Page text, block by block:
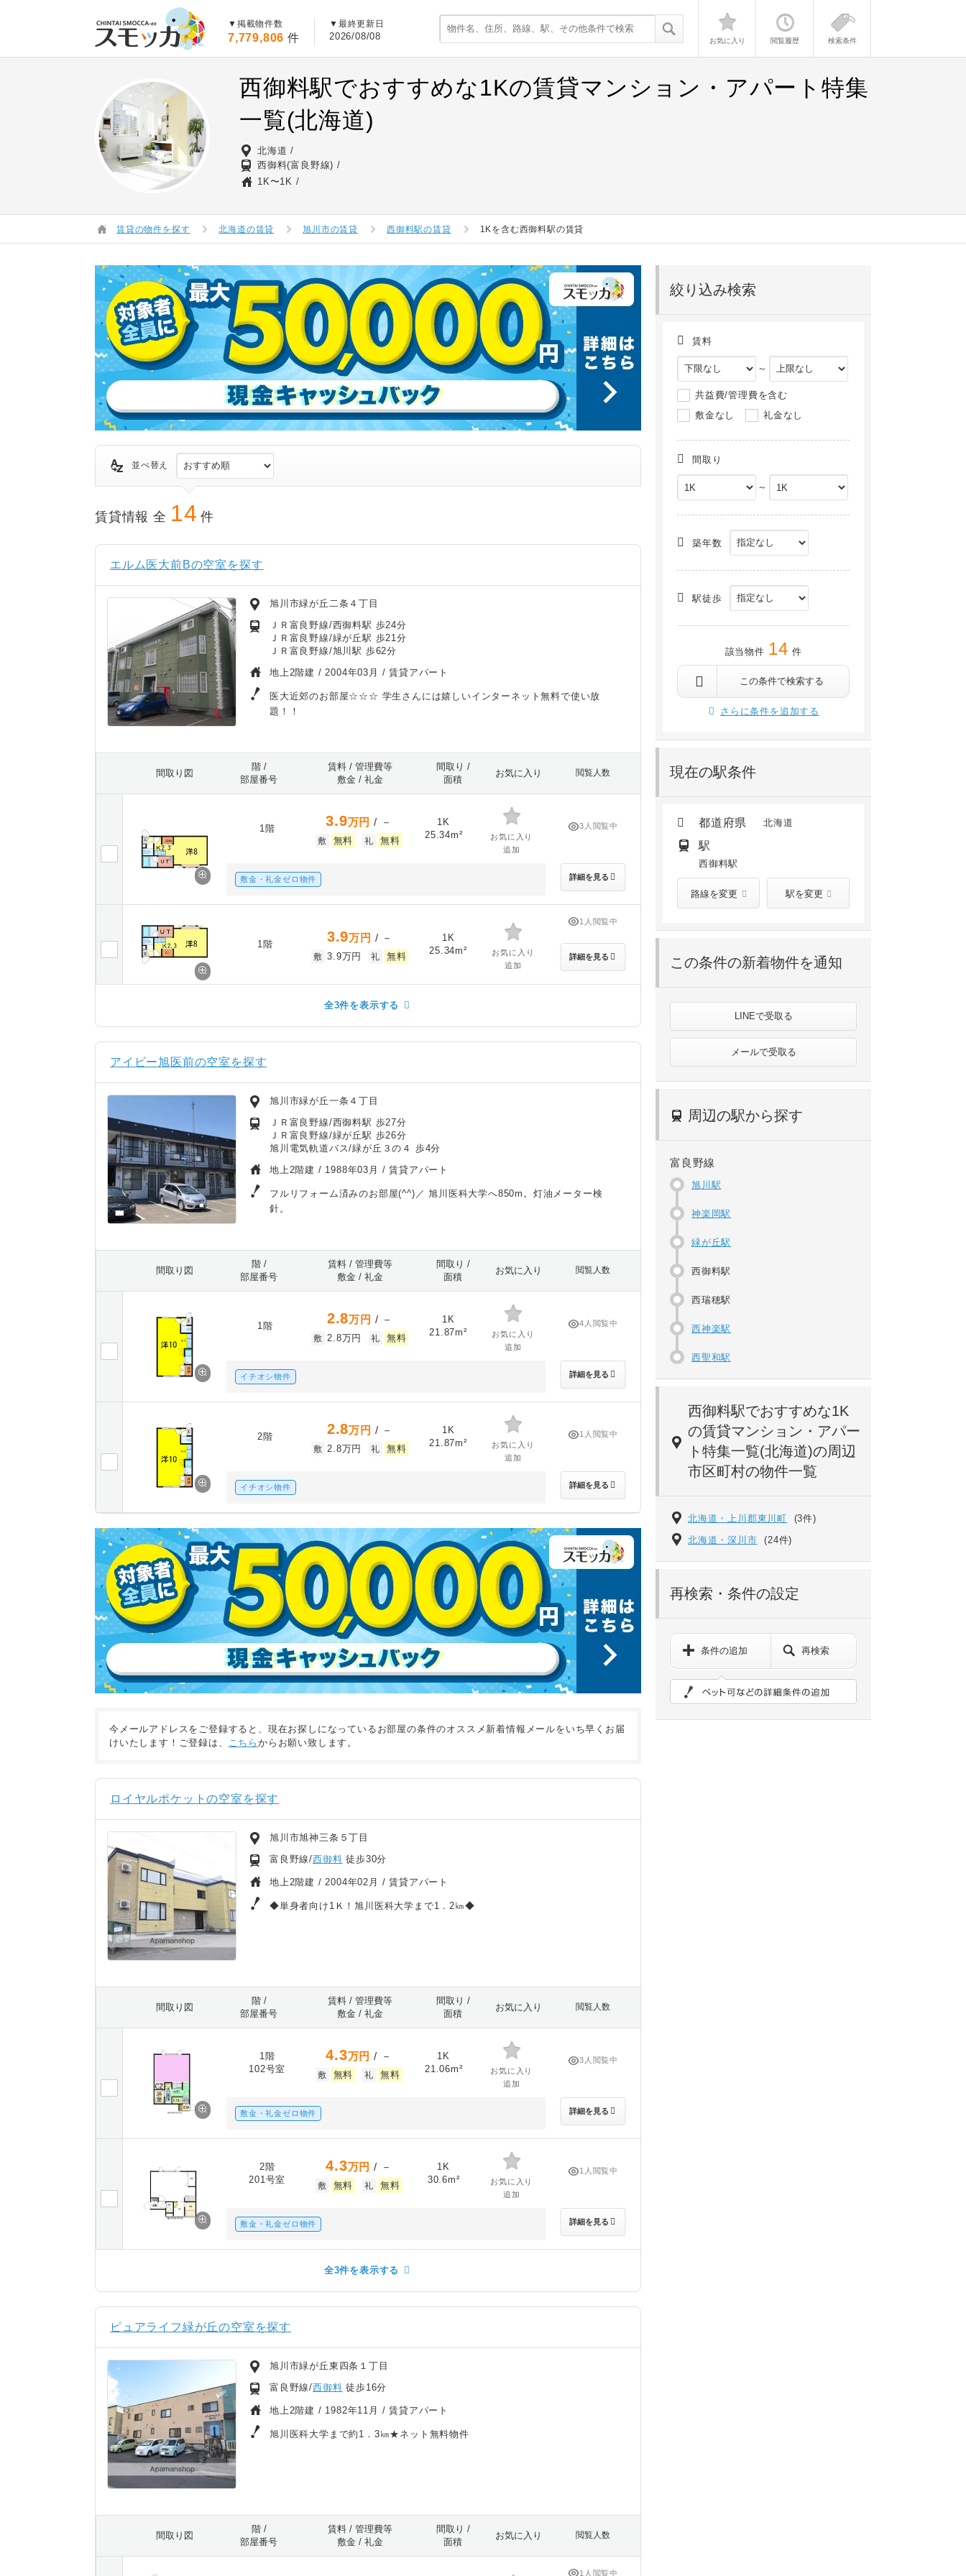
▼掲載物件数
7,779,806 件
▼最終更新日
2026/08/08 お気に入り 閲覧履歴 検索条件
西御料駅でおすすめな1Kの賃貸マンション・アパート特集
一覧(北海道)
北海道
西御料(富良野線)
1K〜1K
賃貸の物件を探す 北海道の賃貸 旭川市の賃貸 西御料駅の賃貸 1Kを含む西御料駅の賃貸
絞り込み検索
賃料
～
共益費/管理費を含む
敷金なし
礼金なし
間取り
～
築年数
駅徒歩
該当物件 14 件
この条件で検索する
さらに条件を追加する
現在の駅条件
都道府県 北海道
駅
西御料駅
路線を変更 駅を変更
この条件の新着物件を通知
LINEで受取る
メールで受取る
周辺の駅から探す
富良野線
旭川駅
神楽岡駅
緑が丘駅
西御料駅
西瑞穂駅
西神楽駅
西聖和駅
西御料駅でおすすめな1K
の賃貸マンション・アパー
ト特集一覧(北海道)の周辺
市区町村の物件一覧
北海道・上川郡東川町 (3件)
北海道・深川市 (24件)
再検索・条件の設定
条件の追加 再検索
並べ替え
賃貸情報 全 14 件
エルム医大前Bの空室を探す
旭川市緑が丘二条４丁目
ＪＲ富良野線/西御料駅 歩24分
ＪＲ富良野線/緑が丘駅 歩21分
ＪＲ富良野線/旭川駅 歩62分
地上2階建 /2004年03月 / 賃貸アパート
医大近郊のお部屋☆☆☆ 学生さんには嬉しいインターネット無料で使い放
題！！
間取り図
階 /
部屋番号
賃料 / 管理費等
敷金 / 礼金
間取り /
面積
お気に入り 閲覧人数
1階 3.9万円 / －
敷 無料 礼 無料
1K
25.34m²
お気に入り
追加
敷金・礼金ゼロ物件
3人閲覧中
詳細を見る
1階 3.9万円 / －
敷 3.9万円 礼 無料
1K
25.34m²
お気に入り
追加
1人閲覧中
詳細を見る
全3件を表示する
アイビー旭医前の空室を探す
旭川市緑が丘一条４丁目
ＪＲ富良野線/西御料駅 歩27分
ＪＲ富良野線/緑が丘駅 歩26分
旭川電気軌道バス/緑が丘３の４ 歩4分
地上2階建 / 1988年03月 / 賃貸アパート
フルリフォーム済みのお部屋(^^)／ 旭川医科大学へ850m。灯油メーター検
針。
間取り図
階 /
部屋番号
賃料 / 管理費等
敷金 / 礼金
間取り /
面積
お気に入り 閲覧人数
1階 2.8万円 / －
敷 2.8万円 礼 無料
1K
21.87m²
お気に入り
追加
イチオシ物件
4人閲覧中
詳細を見る
2階 2.8万円 / －
敷 2.8万円 礼 無料
1K
21.87m²
お気に入り
追加
イチオシ物件
1人閲覧中
詳細を見る
今メールアドレスをご登録すると、現在お探しになっているお部屋の条件のオススメ新着情報メールをいち早くお届
けいたします！ご登録は、 こちらからお願い致します。
ロイヤルポケットの空室を探す
旭川市旭神三条５丁目
富良野線/西御料 徒歩30分
地上2階建 /2004年02月 / 賃貸アパート
◆単身者向け1Ｋ！旭川医科大学まで1．2㎞◆
間取り図
階 /
部屋番号
賃料 / 管理費等
敷金 / 礼金
間取り /
面積
お気に入り 閲覧人数
1階
102号室
4.3万円 / －
敷 無料 礼 無料
1K
21.06m²
お気に入り
追加
敷金・礼金ゼロ物件
3人閲覧中
詳細を見る
2階
201号室
4.3万円 / －
敷 無料 礼 無料
1K
30.6m²
お気に入り
追加
敷金・礼金ゼロ物件
1人閲覧中
詳細を見る
全3件を表示する
ピュアライフ緑が丘の空室を探す
旭川市緑が丘東四条１丁目
富良野線/西御料 徒歩16分
地上2階建 / 1982年11月 / 賃貸アパート
旭川医科大学まで約1．3㎞★ネット無料物件
間取り図
階 /
部屋番号
賃料 / 管理費等
敷金 / 礼金
間取り /
面積
お気に入り 閲覧人数
1人閲覧中